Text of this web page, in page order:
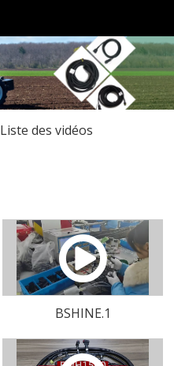
Liste des vidéos
BSHINE.1